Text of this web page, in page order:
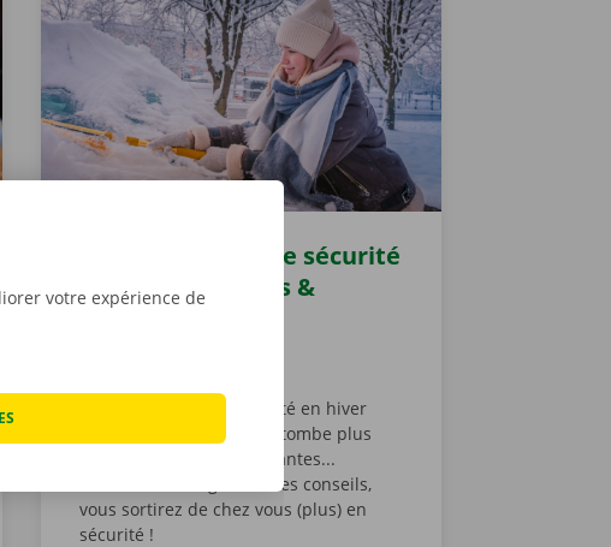
Conduire en toute sécurité
en hiver : conseils &
astuces
Conduire en toute sécurité en hiver
n’est pas simple : la nuit tombe plus
vite, les routes sont glissantes...
Heureusement, grâce à ces conseils,
vous sortirez de chez vous (plus) en
sécurité !
votre expérience de